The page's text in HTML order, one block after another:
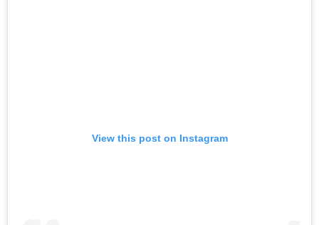
View this post on Instagram